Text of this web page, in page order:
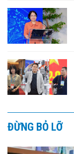
ĐỪNG BỎ LỠ